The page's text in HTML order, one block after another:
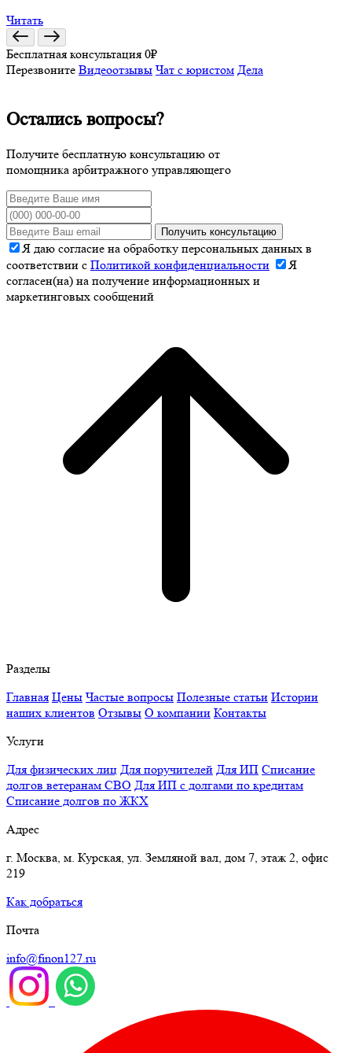
Читать
Бесплатная консультация 0₽
Перезвоните Видеоотзывы Чат с юристом Дела
Остались вопросы?
Получите бесплатную консультацию от
помощника арбитражного управляющего
Получить консультацию
Я даю согласие на обработку персональных данных в
соответствии с Политикой конфиденциальности
Я
согласен(на) на получение информационных и
маркетинговых сообщений
Разделы
Главная Цены Частые вопросы Полезные статьи Истории
наших клиентов Отзывы О компании Контакты
Услуги
Для физических лиц Для поручителей Для ИП Списание
долгов ветеранам СВО Для ИП с долгами по кредитам
Списание долгов по ЖКХ
Адрес
г. Москва, м. Курская, ул. Земляной вал, дом 7, этаж 2, офис
219
Как добраться
Почта
info@finon127.ru